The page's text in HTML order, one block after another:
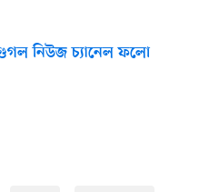
নিউজ চ্যানেল ফলো